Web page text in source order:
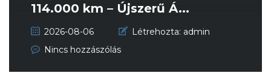
114.000 km – Újszerű Á...
2026-08-06 Létrehozta: admin
Nincs hozzászólás